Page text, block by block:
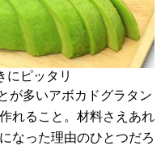
にピッタリ
が多いアボカドグラタン
れること。材料さえあれ
なった理由のひとつだろ